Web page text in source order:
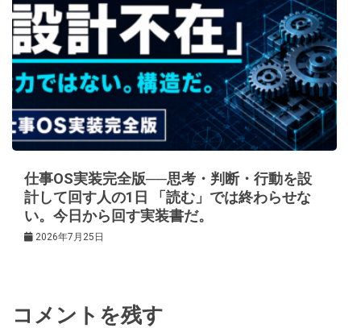
仕事OS実装完全版──思考・判断・行動を設
計して回す人の1日 「読む」では終わらせな
い。今日から回す実装書だ。
2026年7月25日
コメントを残す